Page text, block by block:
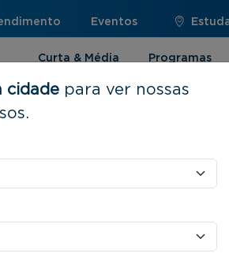
Eventos
Curta & Média
Programas
de
cidade para ver nossas